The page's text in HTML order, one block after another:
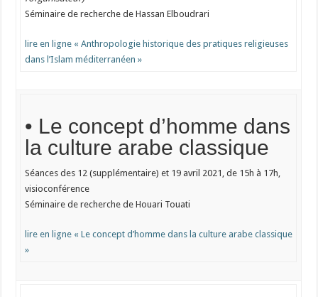
Séminaire de recherche de Hassan Elboudrari
lire en ligne « Anthropologie historique des pratiques religieuses
dans l’Islam méditerranéen »
• Le concept d’homme dans
la culture arabe classique
Séances des 12 (supplémentaire) et 19 avril 2021, de 15h à 17h,
visioconférence
Séminaire de recherche de Houari Touati
lire en ligne « Le concept d’homme dans la culture arabe classique
»